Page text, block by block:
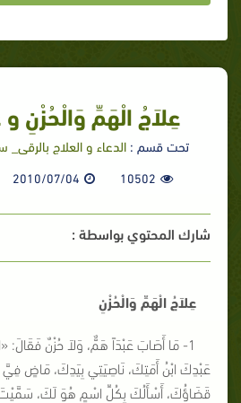
عِلاَجُ الْهَمِّ وَالْحُزْنِ
تحت قسم :الدعاء و العلاج
10502
2010/07/04
شارك المحتوي بواسطة :
عِلاَجُ الْهَمِّ وَالْحُزْنِ
1- مَا أَصَابَ عَبْدَاً هَمٌّ، وَلاَ حُزْنٌ فَقَالَ:
عَبْدِكَ ابْنُ أَمَتِكَ، نَاصِيَتِي بِيَدِكَ، مَاضٍ
قَضَاؤُكَ، أَسْأَلُكَ بِكُلِّ اسْمٍ هُوَ لَكَ، سَمَّيْتَ